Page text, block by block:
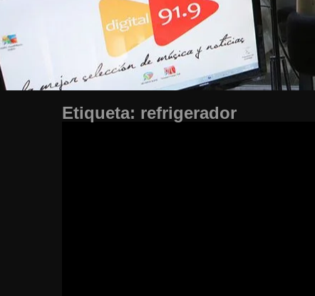
Etiqueta: refrigerador